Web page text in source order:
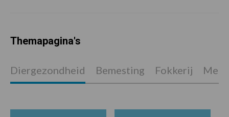
Themapagina's
Diergezondheid Bemesting Fokkerij